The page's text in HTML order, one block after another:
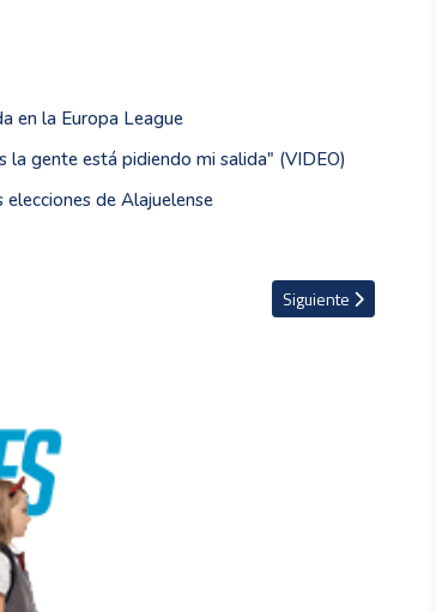
en la Europa League
la gente está pidiendo mi salida" (VIDEO)
de Alajuelense
Artículo siguiente:
Siguiente